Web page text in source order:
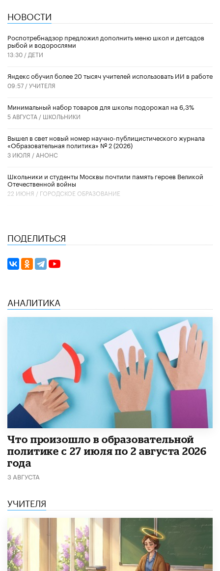
НОВОСТИ
Роспотребнадзор предложил дополнить меню школ и детсадов
рыбой и водорослями
13:30 / ДЕТИ
​Яндекс обучил более 20 тысяч учителей использовать ИИ в работе
09:57 /УЧИТЕЛЯ
Минимальный набор товаров для школы подорожал на 6,3%
5 АВГУСТА / ШКОЛЬНИКИ
Вышел в свет новый номер научно-публицистического журнала
«Образовательная политика» № 2 (2026)
3 ИЮЛЯ / АНОНС
Школьники и студенты Москвы почтили память героев Великой
Отечественной войны
22 ИЮНЯ / ГОРОДСКОЕ ОБРАЗОВАНИЕ
ПОДЕЛИТЬСЯ
АНАЛИТИКА
​Что произошло в образовательной
политике с 27 июля по 2 августа 2026
года
3 АВГУСТА
УЧИТЕЛЯ